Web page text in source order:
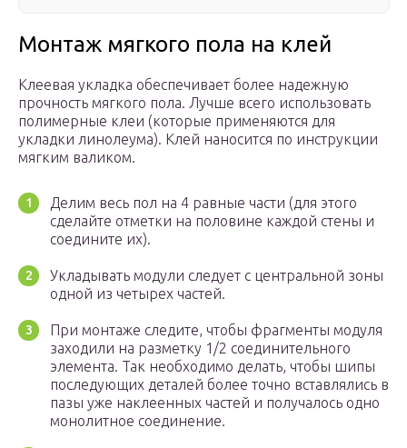
Монтаж мягкого пола на клей
Клеевая укладка обеспечивает более надежную
прочность мягкого пола. Лучше всего использовать
полимерные клеи (которые применяются для
укладки линолеума). Клей наносится по инструкции
мягким валиком.
Делим весь пол на 4 равные части (для этого
сделайте отметки на половине каждой стены и
соедините их).
Укладывать модули следует с центральной зоны
одной из четырех частей.
При монтаже следите, чтобы фрагменты модуля
заходили на разметку 1/2 соединительного
элемента. Так необходимо делать, чтобы шипы
последующих деталей более точно вставлялись в
пазы уже наклеенных частей и получалось одно
монолитное соединение.